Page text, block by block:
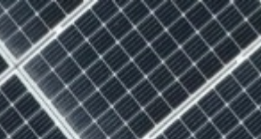
關於我們 專業能力 綠電交易